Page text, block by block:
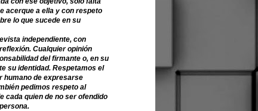
acerque a ella y con respeto
lo que sucede en su
independiente, con
Cualquier opinión
del firmante o, en su
su identidad. Respetamos el
humano de expresarse
pedimos respeto al
cada quien de no ser ofendido